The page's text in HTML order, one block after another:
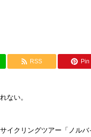
RSS Pin
ない。
イクリングツアー「ノルバ